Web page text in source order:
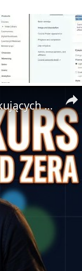
🎓 Jak Stworzyć Kurs Online od Zera — Pełny Tutorial dla Początkujących (Rejestracji do Publikacji)